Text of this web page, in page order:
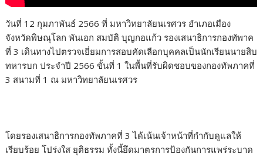
วันที่ 12 กุมภาพันธ์ 2566 ที่ มหาวิทยาลัยนเรศวร อำเภอเมือง
จังหวัดพิษณุโลก พันเอก สมบัติ บุญกอแก้ว รองเสนาธิการกองทัพาค
ที่ 3 เดินทางไปตรวจเยี่ยมการสอบคัดเลือกบุคคลเป็นนักเรียนนายสิบ
ทหารบก ประจำปี 2566 ขั้นที่ 1 ในพื้นที่รับผิดชอบของกองทัพภาคที่
3 สนามที่ 1 ณ มหาวิทยาลัยนเรศวร
โดยรองเสนาธิการกองทัพภาคที่ 3 ได้เน้นเจ้าหน้าที่กำกับดูแลให้
เรียบร้อย โปร่งใส ยุติธรรม ทั้งนี้ยึดมาตรการป้องกันการแพร่ระบาด